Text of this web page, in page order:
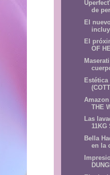
de
El
El
OF
THE
Las
11KG
Bella
en la